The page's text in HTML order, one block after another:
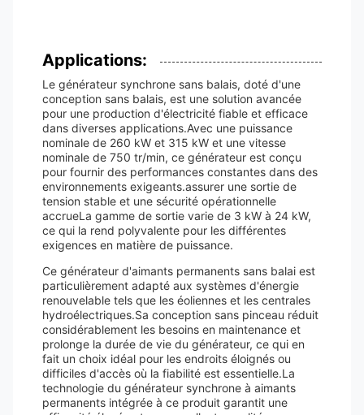
Applications:
Le générateur synchrone sans balais, doté d'une
conception sans balais, est une solution avancée
pour une production d'électricité fiable et efficace
dans diverses applications.Avec une puissance
nominale de 260 kW et 315 kW et une vitesse
nominale de 750 tr/min, ce générateur est conçu
pour fournir des performances constantes dans des
environnements exigeants.assurer une sortie de
tension stable et une sécurité opérationnelle
accrueLa gamme de sortie varie de 3 kW à 24 kW,
ce qui la rend polyvalente pour les différentes
exigences en matière de puissance.
Ce générateur d'aimants permanents sans balai est
particulièrement adapté aux systèmes d'énergie
renouvelable tels que les éoliennes et les centrales
hydroélectriques.Sa conception sans pinceau réduit
considérablement les besoins en maintenance et
prolonge la durée de vie du générateur, ce qui en
fait un choix idéal pour les endroits éloignés ou
difficiles d'accès où la fiabilité est essentielle.La
technologie du générateur synchrone à aimants
permanents intégrée à ce produit garantit une